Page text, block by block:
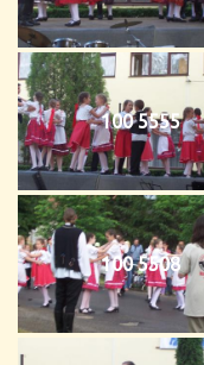
100 5555
100 5508